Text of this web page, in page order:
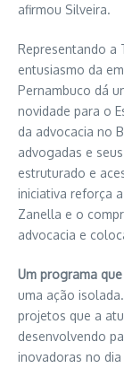
afirmou Silveira.
Representando a
entusiasmo da
Pernambuco dá
novidade para o
da advocacia no
advogadas e
estruturado e
iniciativa reforça
Zanella e o
advocacia e
Um programa
uma ação
projetos que a
desenvolvendo
inovadoras no